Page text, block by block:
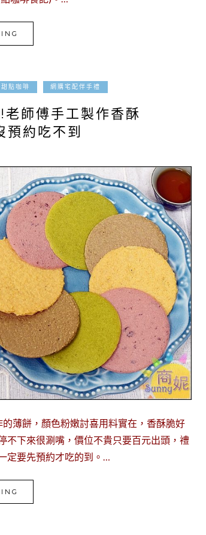
點咖啡 網購宅配伴手禮
師傅手工製作香酥
約吃不到
薄餅，顏色粉嫩討喜用料實在，香酥脆好
不下來很涮嘴，價位不貴只要百元出頭，禮
定要先預約才吃的到。…